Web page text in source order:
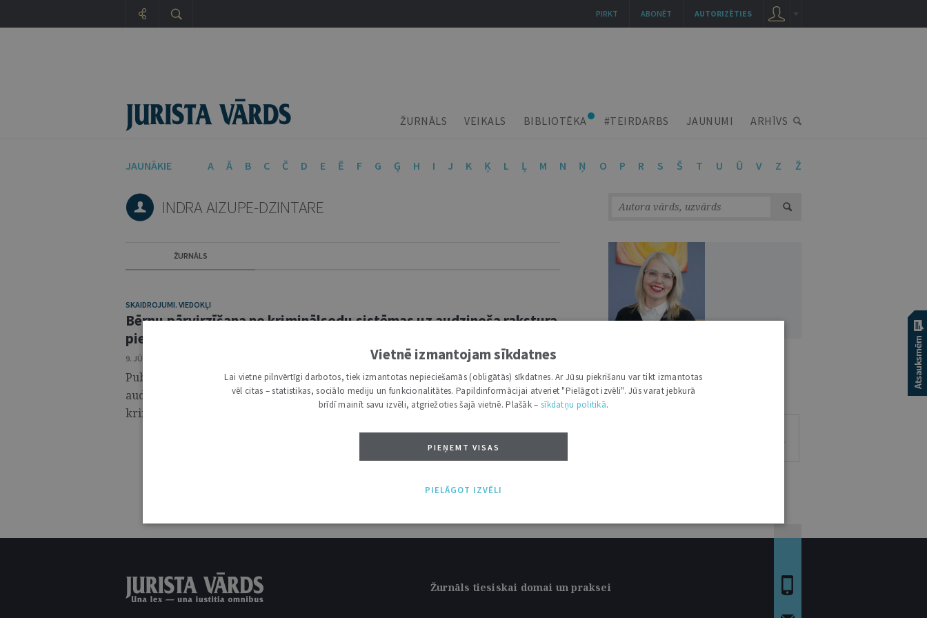
ŽURNĀLS VEIKALS BIBLIOTĒKA #TEIRDARBS JAUNUMI ARHĪVS
JAUNĀKIE A Ā B C Č D E Ē F G Ģ H I J K Ķ L Ļ M N Ņ O P R S Š T U Ū V Z Ž
INDRA AIZUPE-DZINTARE
ŽURNĀLS
SKAIDROJUMI. VIEDOKĻI
Bērnu pārvirzīšana no kriminālsodu sistēmas uz audzinoša rakstura
piespiedu līdzekļu sistēmu
9. JŪNIJS 2026 • NR. 6 (1424)
Publikācijas mērķis ir analizēt bērnu pārvirzīšanu no kriminālprocesa uz
audzinoša rakstura piespiedu līdzekļu piemērošanu kā bērnu tiesībās balstītu
krimināltiesību politikas instrumentu, īpaši ...
MG. IUR.
Žurnāls tiesiskai domai un praksei
AUTORIZĒTIES
ABONĒT
PIRKT
Vietnē izmantojam sīkdatnes
Lai vietne pilnvērtīgi darbotos, tiek izmantotas nepieciešamās (obligātās) sīkdatnes. Ar Jūsu piekrišanu var tikt izmantotas
vēl citas – statistikas, sociālo mediju un funkcionalitātes. Papildinformācijai atveriet "Pielāgot izvēli". Jūs varat jebkurā
brīdī mainīt savu izvēli, atgriežoties šajā vietnē. Plašāk – sīkdatņu politikā.
PIEŅEMT VISAS
PIELĀGOT IZVĒLI